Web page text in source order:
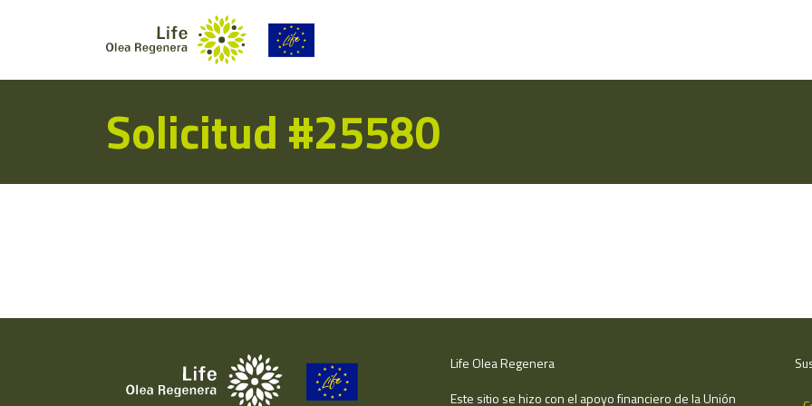
Solicitud #25580
Life Olea Regenera
Este sitio se hizo con el apoyo financiero de la Unión